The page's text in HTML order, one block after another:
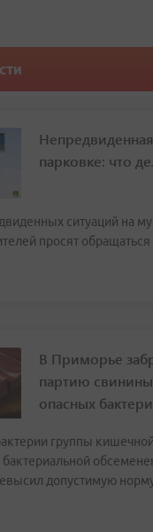
парковке: что
ситуаций на
просят обращаться
В Приморье
партию свинины
опасных
группы
допустимую норму